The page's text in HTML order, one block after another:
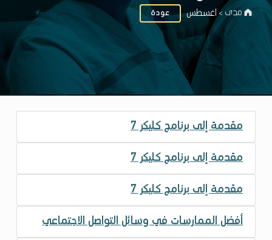
مدى > اغسطس عودة
Session Month:
غ
س
ط
س
مقدمة إلى برنامج كليكر 7
مقدمة إلى برنامج كليكر 7
مقدمة إلى برنامج كليكر 7
أفضل الممارسات في وسائل التواصل الاجتماعي